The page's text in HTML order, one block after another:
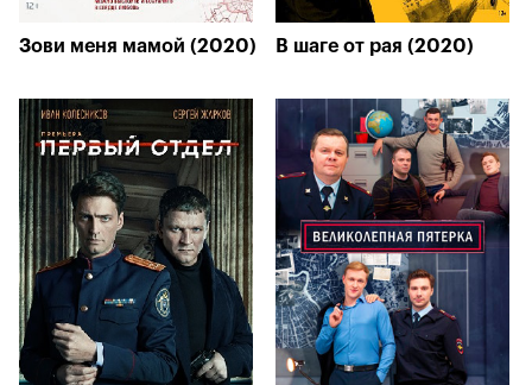
Зови меня мамой (2020) В шаге от рая (2020)